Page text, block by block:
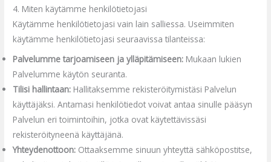
4. Miten käytämme henkilötietojasi
Käytämme henkilötietojasi vain lain salliessa. Useimmiten
käytämme henkilötietojasi seuraavissa tilanteissa:
Palvelumme tarjoamiseen ja ylläpitämiseen: Mukaan lukien
Palvelumme käytön seuranta.
Tilisi hallintaan: Hallitaksemme rekisteröitymistäsi Palvelun
käyttäjäksi. Antamasi henkilötiedot voivat antaa sinulle pääsyn
Palvelun eri toimintoihin, jotka ovat käytettävissäsi
rekisteröityneenä käyttäjänä.
Yhteydenottoon: Ottaaksemme sinuun yhteyttä sähköpostitse,